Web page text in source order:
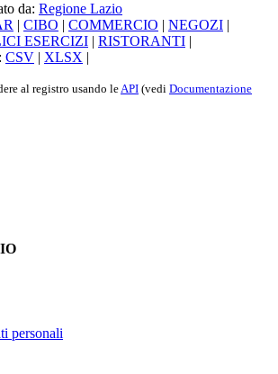
da: Regione Lazio
| CIBO | COMMERCIO | NEGOZI |
ESERCIZI | RISTORANTI |
CSV | XLSX |
al registro usando leAPI (vedi Documentazione
personali